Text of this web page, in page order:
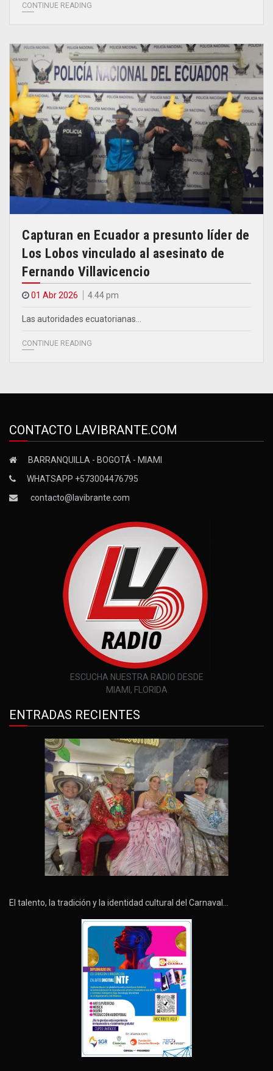
CONTINUE READING
Capturan en Ecuador a presunto líder de
Los Lobos vinculado al asesinato de
Fernando Villavicencio
01 Abr 2026 4.44 pm
Las autoridades ecuatorianas…
CONTINUE READING
CONTACTO LAVIBRANTE.COM
BARRANQUILLA - BOGOTÁ - MIAMI
WHATSAPP +573004476795
contacto@lavibrante.com
ESCUCHA NUESTRA RADIO DESDE
MIAMI, FLORIDA
ENTRADAS RECIENTES
El talento, la tradición y la identidad cultural del Carnaval…